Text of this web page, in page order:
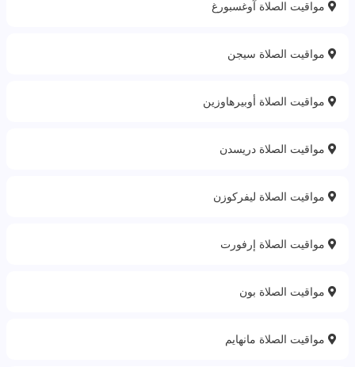
مواقيت الصلاة آوغسبورغ
مواقيت الصلاة سيجن
مواقيت الصلاة أوبيرهاوزين
مواقيت الصلاة دريسدن
مواقيت الصلاة ليفركوزن
مواقيت الصلاة إرفورت
مواقيت الصلاة بون
مواقيت الصلاة مانهايم